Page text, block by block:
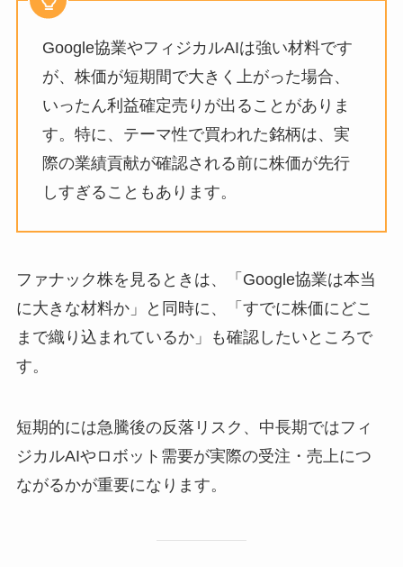
Google協業やフィジカルAIは強い材料です
が、株価が短期間で大きく上がった場合、
いったん利益確定売りが出ることがありま
す。特に、テーマ性で買われた銘柄は、実
際の業績貢献が確認される前に株価が先行
しすぎることもあります。
ファナック株を見るときは、「Google協業は本当
に大きな材料か」と同時に、「すでに株価にどこ
まで織り込まれているか」も確認したいところで
す。
短期的には急騰後の反落リスク、中長期ではフィ
ジカルAIやロボット需要が実際の受注・売上につ
ながるかが重要になります。